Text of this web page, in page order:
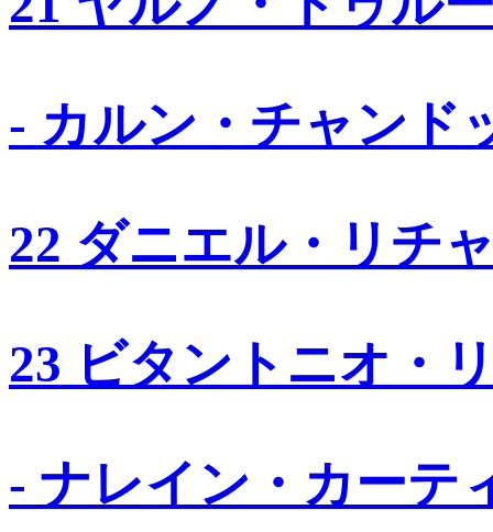
- カルン・チャンド
22 ダニエル・リチ
23 ビタントニオ・
- ナレイン・カーテ